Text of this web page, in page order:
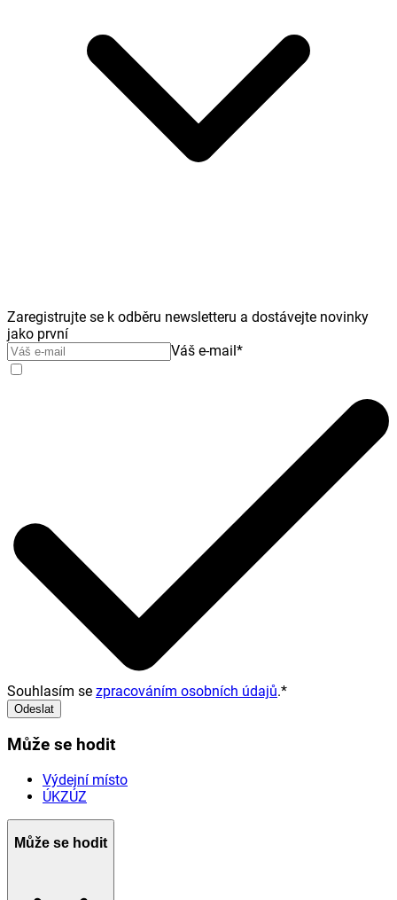
Zaregistrujte se k odběru newsletteru a dostávejte novinky
jako první
Váš e-mail*
Souhlasím se zpracováním osobních údajů.*
Odeslat
Může se hodit
Výdejní místo
ÚKZÚZ
Může se hodit